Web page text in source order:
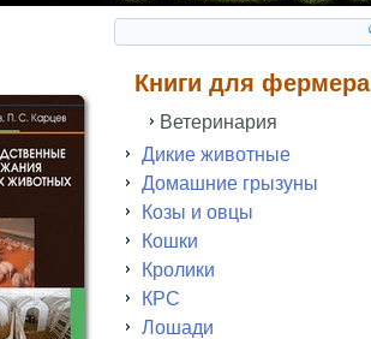
Книги для фермера
Ветеринария
Дикие животные
Домашние грызуны
Козы и овцы
Кошки
Кролики
КРС
Лошади